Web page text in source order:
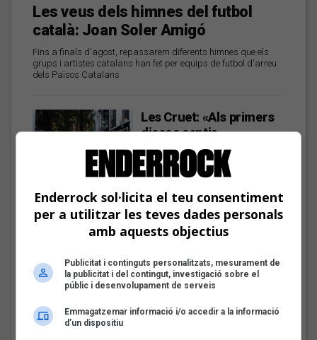
Les veus dels himnes del futbol
català: Joan Soler Amigó
Fins a finals d'agost, repassarem diferents himnes que els
grups i artistes catalans han fet per equips de futbol d'arreu
dels Països Catalans
Les Cruet: «Als primers
discos sentia
moltíssima ràbia, però
ara estic més serena i en
pau»
El punk-pop de Beni
Dolores al Sona9 2026
Enderrock sol·licita el teu consentiment
per a utilitzar les teves dades personals
amb aquests objectius
Publicitat i continguts personalitzats, mesurament de
la publicitat i del contingut, investigació sobre el
públic i desenvolupament de serveis
Emmagatzemar informació i/o accedir a la informació
d’un dispositiu